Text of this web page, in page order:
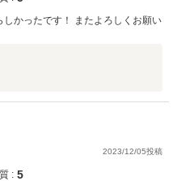
かったです！ またよろしくお願い
2023/12/05投稿
: 5